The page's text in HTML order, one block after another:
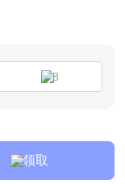
8
领取